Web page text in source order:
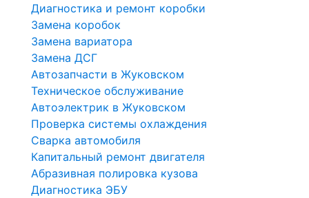
Диагностика и ремонт коробки
Замена коробок
Замена вариатора
Замена ДСГ
Автозапчасти в Жуковском
Техническое обслуживание
Автоэлектрик в Жуковском
Проверка системы охлаждения
Сварка автомобиля
Капитальный ремонт двигателя
Абразивная полировка кузова
Диагностика ЭБУ